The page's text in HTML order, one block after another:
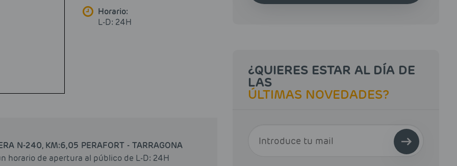
Horario:
L-D: 24H
N-240, KM:6,05 PERAFORT - TARRAGONA
horario de apertura al público de L-D: 24H
¿QUIERES ESTAR AL DÍA DE
LAS
ÚLTIMAS NOVEDADES?